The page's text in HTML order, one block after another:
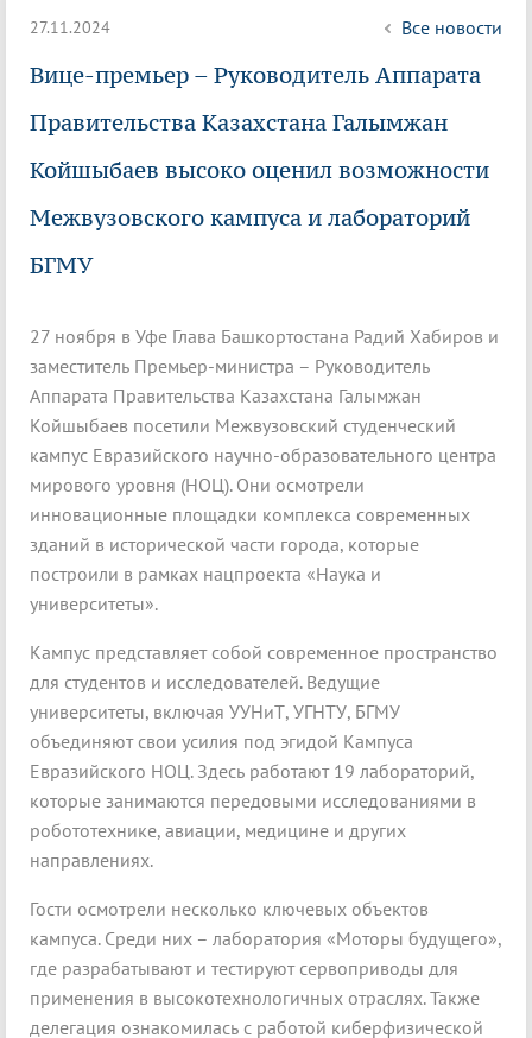
27.11.2024 Все новости
Вице-премьер – Руководитель Аппарата
Правительства Казахстана Галымжан
Койшыбаев высоко оценил возможности
Межвузовского кампуса и лабораторий
БГМУ
27 ноября в Уфе Глава Башкортостана Радий Хабиров и
заместитель Премьер-министра – Руководитель
Аппарата Правительства Казахстана Галымжан
Койшыбаев посетили Межвузовский студенческий
кампус Евразийского научно-образовательного центра
мирового уровня (НОЦ). Они осмотрели
инновационные площадки комплекса современных
зданий в исторической части города, которые
построили в рамках нацпроекта «Наука и
университеты».
Кампус представляет собой современное пространство
для студентов и исследователей. Ведущие
университеты, включая УУНиТ, УГНТУ, БГМУ
объединяют свои усилия под эгидой Кампуса
Евразийского НОЦ. Здесь работают 19 лабораторий,
которые занимаются передовыми исследованиями в
робототехнике, авиации, медицине и других
направлениях.
Гости осмотрели несколько ключевых объектов
кампуса. Среди них – лаборатория «Моторы будущего»,
где разрабатывают и тестируют сервоприводы для
применения в высокотехнологичных отраслях. Также
делегация ознакомилась с работой киберфизической